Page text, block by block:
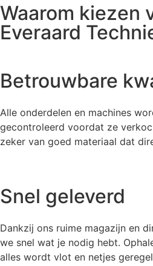
Waarom kiezen
Everaard
Betrouwbare
Alle onderdelen en machines
gecontroleerd voordat ze
zeker van goed materiaal dat
Snel geleverd
Dankzij ons ruime magazijn en
we snel wat je nodig hebt.
alles wordt vlot en netjes